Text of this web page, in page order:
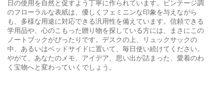
日の使用を自然と促すよう丁寧に作られています。ビンテージ調
のフローラルな表紙は、優しくフェミニンな印象を与えながら
も、多様な用途に対応できる汎用性を備えています。信頼できる
学用品や、心のこもった贈り物を探している方には、まさにこの
ノートブックがぴったりです。デスクの上、リュックサックの
中、あるいはベッドサイドに置いて、毎日使い続けてください。
やがて、あなたのメモ、アイデア、思い出が詰まった、愛着のわ
く宝物へと変わっていくでしょう。